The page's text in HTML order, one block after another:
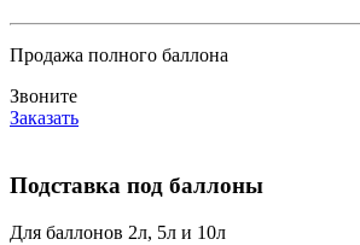
Продажа полного баллона
Звоните
Заказать
Подставка под баллоны
Для баллонов 2л, 5л и 10л